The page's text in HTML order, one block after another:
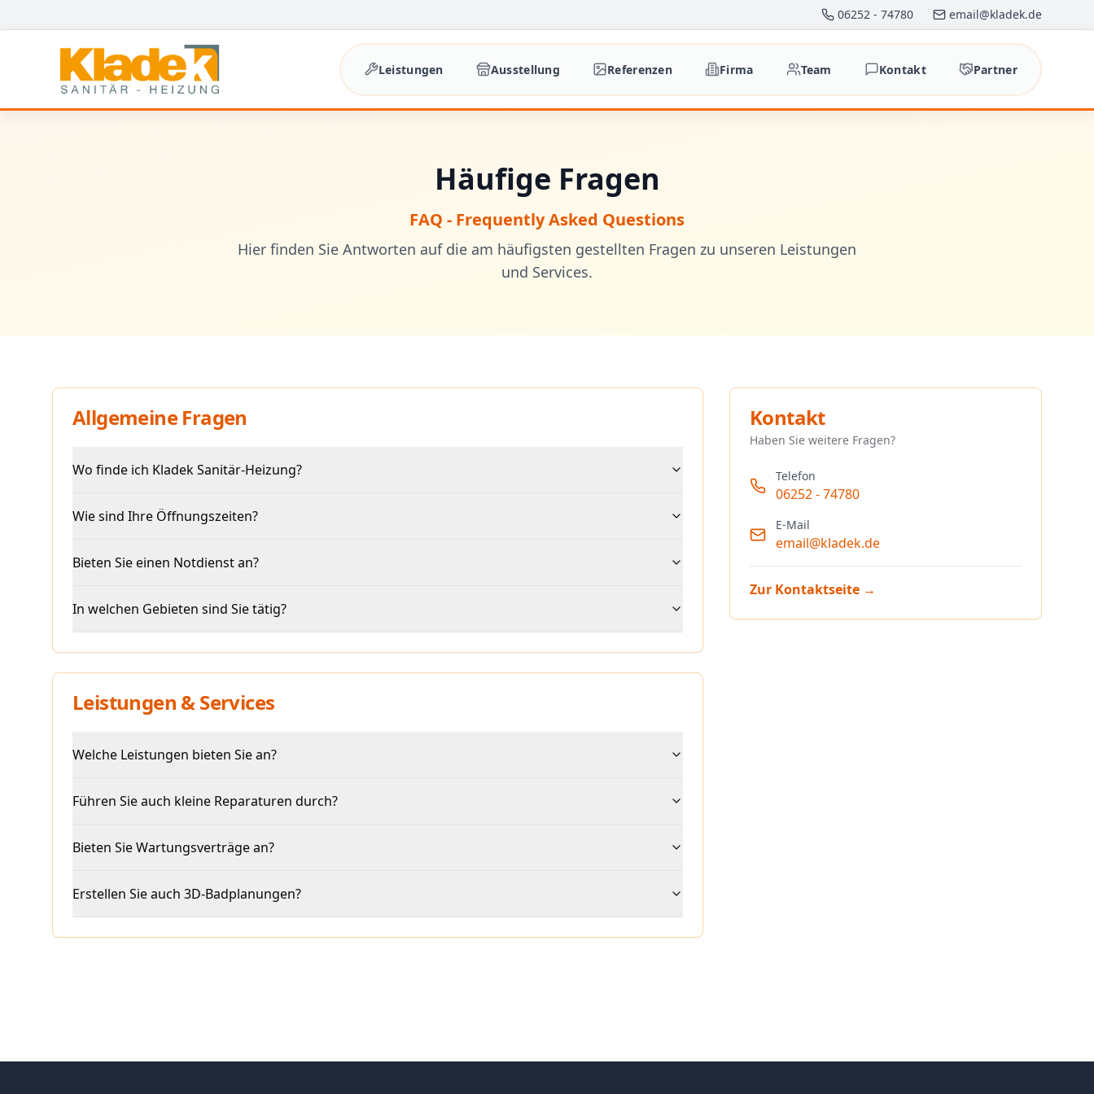
06252 - 74780 email@kladek.de
Leistungen Ausstellung Referenzen Firma Team Kontakt Partner
Häufige Fragen
FAQ - Frequently Asked Questions
Hier finden Sie Antworten auf die am häufigsten gestellten Fragen zu unseren Leistungen
und Services.
Allgemeine Fragen
Wo finde ich Kladek Sanitär-Heizung?
Wie sind Ihre Öffnungszeiten?
Bieten Sie einen Notdienst an?
In welchen Gebieten sind Sie tätig?
Leistungen & Services
Welche Leistungen bieten Sie an?
Führen Sie auch kleine Reparaturen durch?
Bieten Sie Wartungsverträge an?
Erstellen Sie auch 3D-Badplanungen?
Kontakt
Haben Sie weitere Fragen?
Telefon
06252 - 74780
E-Mail
email@kladek.de
Zur Kontaktseite →